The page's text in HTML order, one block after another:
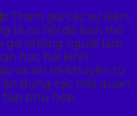
Tham gia các sự kiện,
là cơ hội để bạn mở
gỡ những người làm
học hỏi kinh
và xin lời khuyên từ
dụng các mối quan
tập phù hợp.